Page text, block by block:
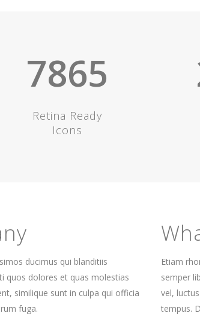
7865
Retina Ready
Icons
ducimus qui blanditiis
quos dolores et quas molestias
similique sunt in culpa qui officia
fuga.
Etiam
semper
vel,
tempus.